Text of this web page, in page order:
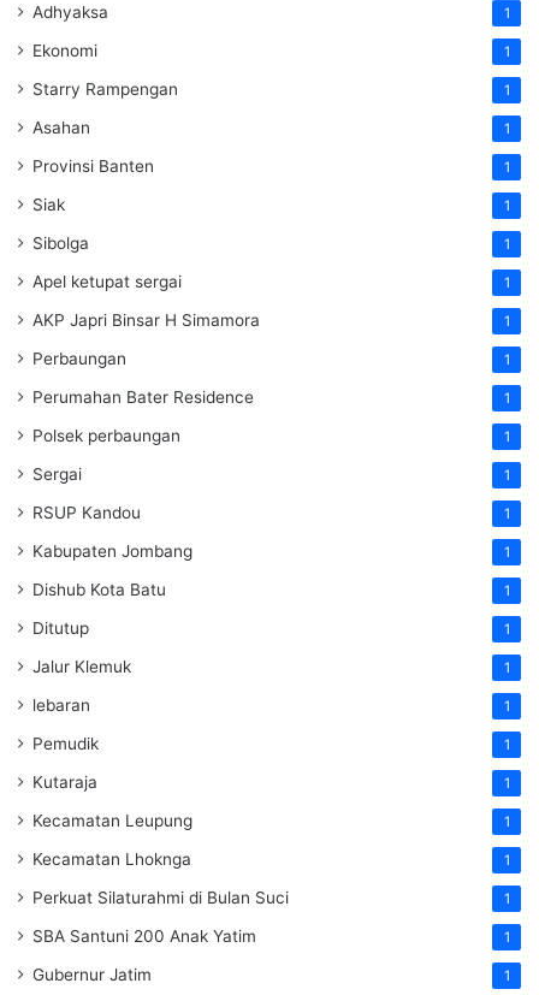
Adhyaksa 1
Ekonomi 1
Starry Rampengan 1
Asahan 1
Provinsi Banten 1
Siak 1
Sibolga 1
Apel ketupat sergai 1
AKP Japri Binsar H Simamora 1
Perbaungan 1
Perumahan Bater Residence 1
Polsek perbaungan 1
Sergai 1
RSUP Kandou 1
Kabupaten Jombang 1
Dishub Kota Batu 1
Ditutup 1
Jalur Klemuk 1
lebaran 1
Pemudik 1
Kutaraja 1
Kecamatan Leupung 1
Kecamatan Lhoknga 1
Perkuat Silaturahmi di Bulan Suci 1
SBA Santuni 200 Anak Yatim 1
Gubernur Jatim 1